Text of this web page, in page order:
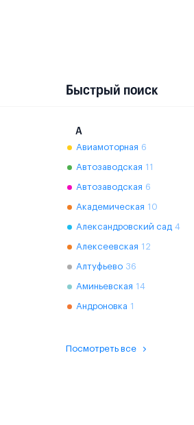
Быстрый поиск
А
Авиамоторная 6
Автозаводская 11
Автозаводская 6
Академическая 10
Александровский сад 4
Алексеевская 12
Алтуфьево 36
Аминьевская 14
Андроновка 1
Посмотреть все